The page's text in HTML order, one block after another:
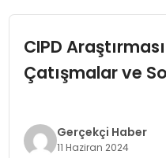
EĞITIM
CIPD
Çatışmalar ve
Gerçekçi Haber
11 Haziran 2024